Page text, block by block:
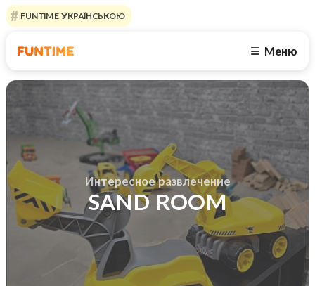
FUNTIME УКРАЇНСЬКОЮ
☰ Меню
Интересное развлечение
SAND ROOM